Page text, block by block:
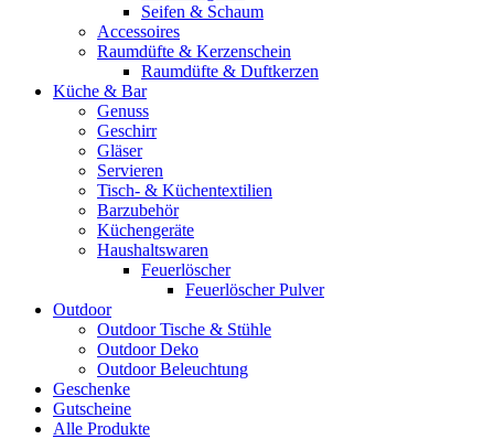
Seifen & Schaum
Accessoires
Raumdüfte & Kerzenschein
Raumdüfte & Duftkerzen
Küche & Bar
Genuss
Geschirr
Gläser
Servieren
Tisch- & Küchentextilien
Barzubehör
Küchengeräte
Haushaltswaren
Feuerlöscher
Feuerlöscher Pulver
Outdoor
Outdoor Tische & Stühle
Outdoor Deko
Outdoor Beleuchtung
Geschenke
Gutscheine
Alle Produkte